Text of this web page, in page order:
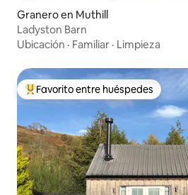
Granero en Muthill
Ladyston Barn
Ubicación · Familiar · Limpieza
Favorito entre huéspedes preferido
Favorito entre huéspedes